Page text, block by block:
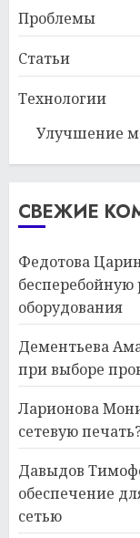
Проблемы
Статьи
Технологии
Улучшение
СВЕЖИЕ
Федотова
бесперебойную
оборудования
Дементьева
при выборе
Ларионова
сетевую
Давыдов
обеспечение
сетью